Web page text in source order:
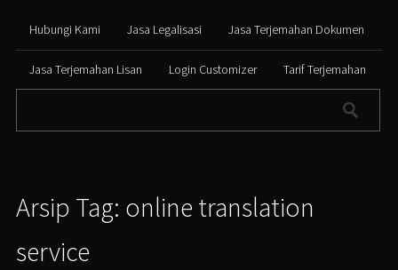
Hubungi Kami Jasa Legalisasi Jasa Terjemahan Dokumen
Jasa Terjemahan Lisan Login Customizer Tarif Terjemahan
Arsip Tag: online translation
service